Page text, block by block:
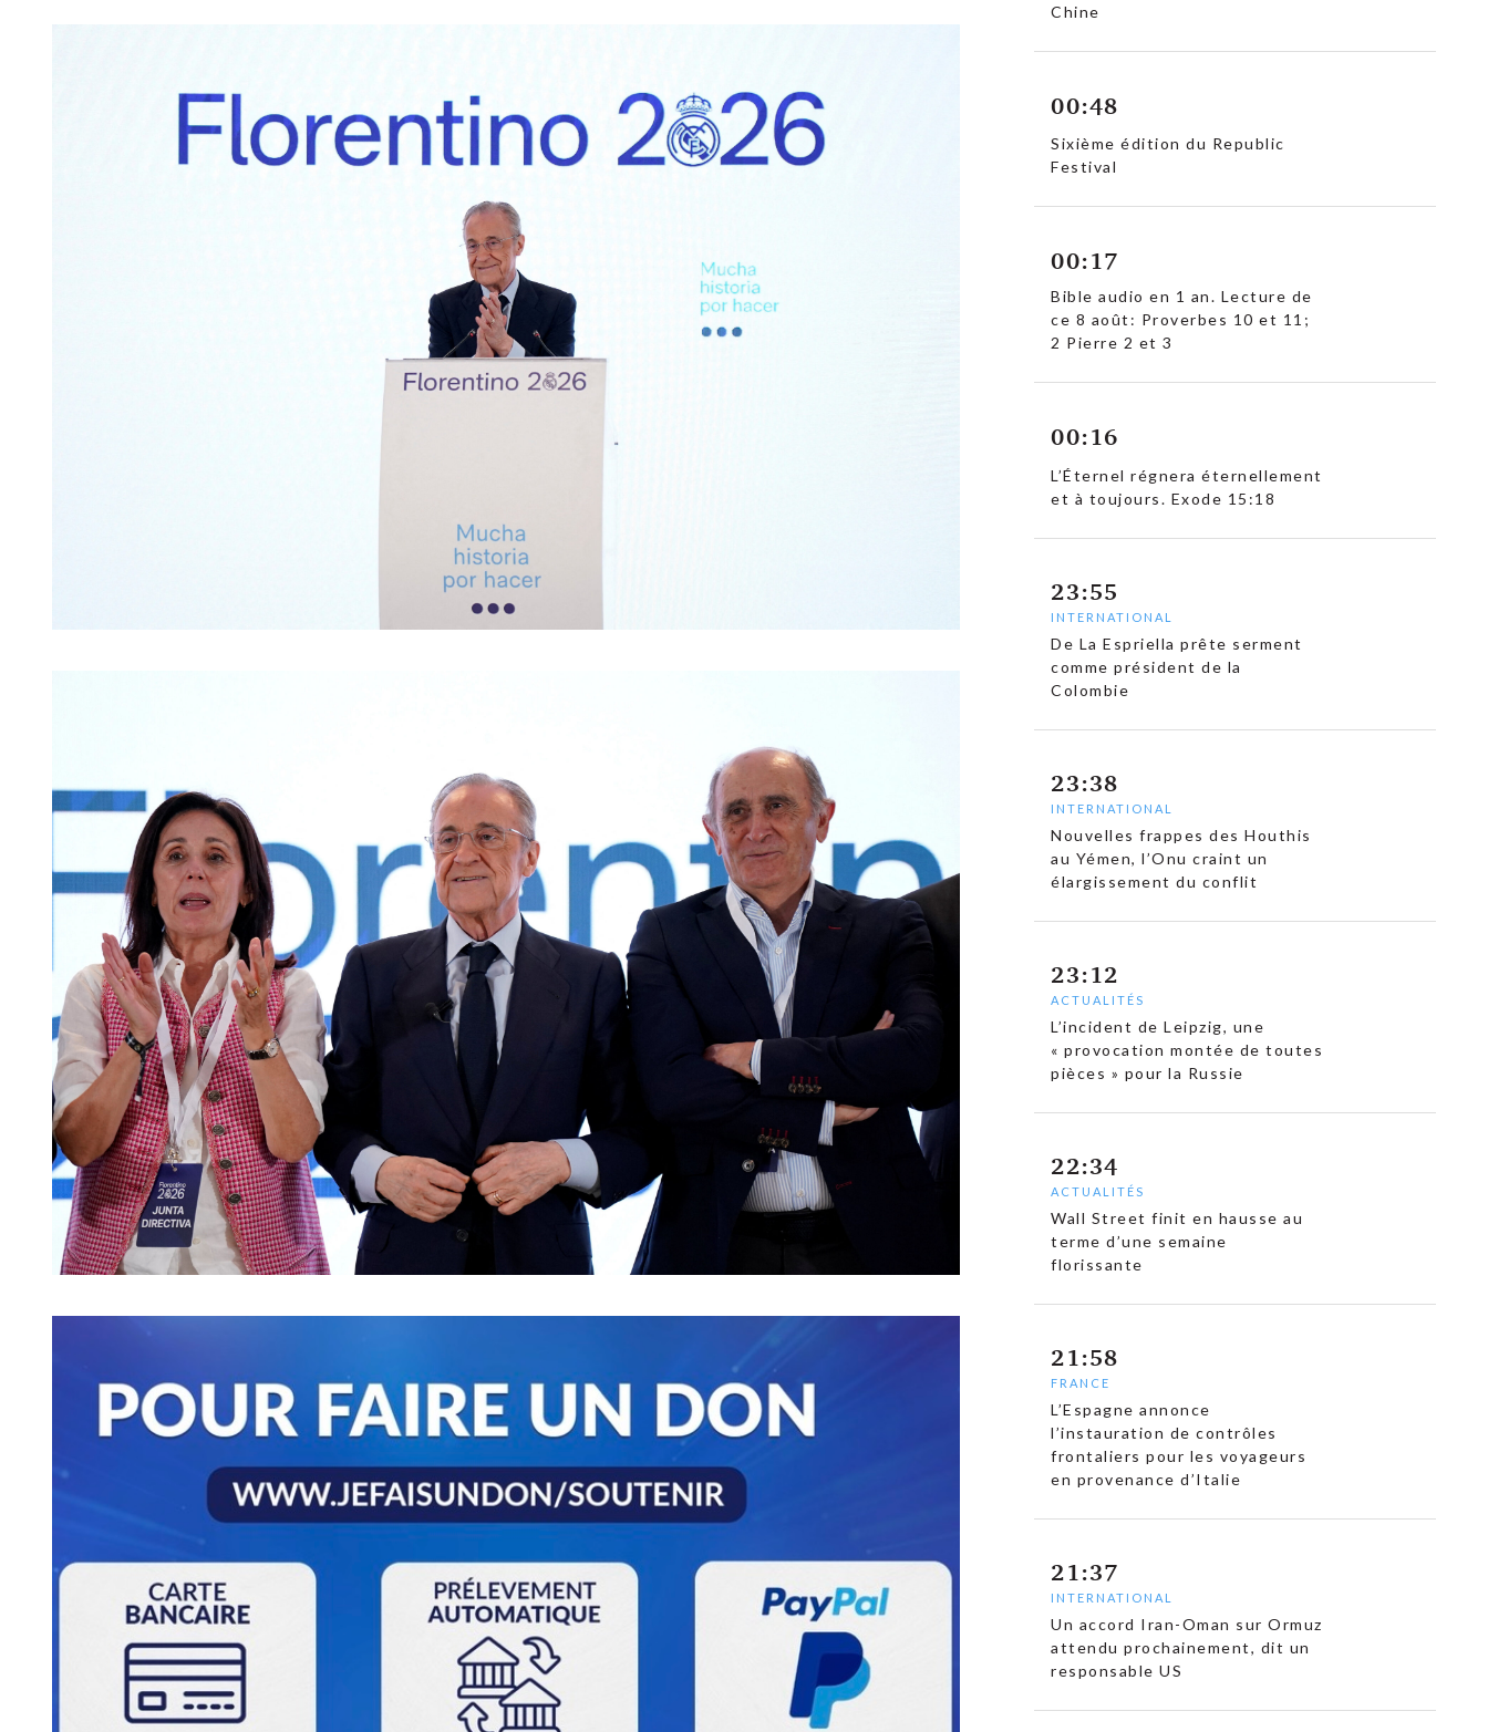
Chine
00:48
Sixième édition du Republic
Festival
00:17
Bible audio en 1 an. Lecture de
ce 8 août: Proverbes 10 et 11;
2 Pierre 2 et 3
00:16
L’Éternel régnera éternellement
et à toujours. Exode 15:18
23:55
INTERNATIONAL
De La Espriella prête serment
comme président de la
Colombie
23:38
INTERNATIONAL
Nouvelles frappes des Houthis
au Yémen, l’Onu craint un
élargissement du conflit
23:12
ACTUALITÉS
L’incident de Leipzig, une
« provocation montée de toutes
pièces » pour la Russie
22:34
ACTUALITÉS
Wall Street finit en hausse au
terme d’une semaine
florissante
21:58
FRANCE
L’Espagne annonce
l’instauration de contrôles
frontaliers pour les voyageurs
en provenance d’Italie
21:37
INTERNATIONAL
Un accord Iran-Oman sur Ormuz
attendu prochainement, dit un
responsable US